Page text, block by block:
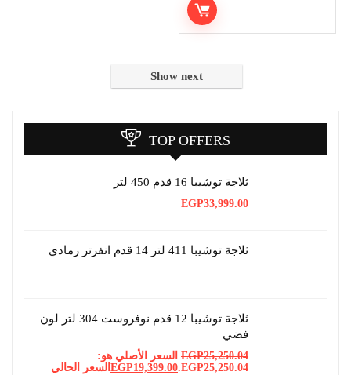
TOP OFFERS
ثلاجة توشيبا 16 قدم 450 لتر
EGP
ثلاجة توشيبا 411 لتر 14 قدم انفرتر رمادي
ثلاجة توشيبا 12 قدم نوفروست 304 لتر لون
EGP السعر الأصلي هو:
EGP25,250.04.
EGP19,399.00
السعر الحالي